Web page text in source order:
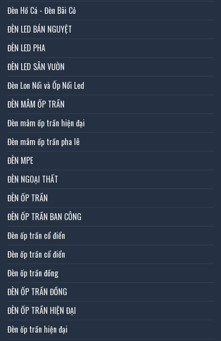
Đèn Hồ Cá - Đèn Bãi Cỏ
ĐÈN LED BÁN NGUYỆT
ĐÈN LED PHA
ĐÈN LED SÂN VƯỜN
Đèn Lon Nổi và Ốp Nổi Led
ĐÈN MÂM ỐP TRẦN
Đèn mâm ốp trần hiện đại
Đèn mâm ốp trần pha lê
ĐÈN MPE
ĐÈN NGOẠI THẤT
ĐÈN ỐP TRẦN
ĐÈN ỐP TRẦN BAN CÔNG
Đèn ốp trần cổ điển
Đèn ốp trần cổ điển
Đèn ốp trần đồng
ĐÈN ỐP TRẦN ĐỒNG
ĐÈN ỐP TRẦN HIỆN ĐẠI
Đèn ốp trần hiện đại